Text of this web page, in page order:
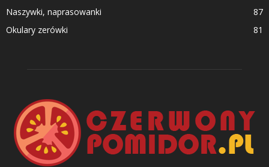
Naszywki, naprasowanki
87
Okulary zerówki
81